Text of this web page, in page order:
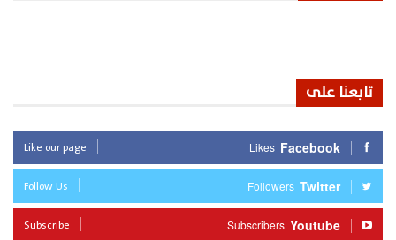
تابعنا على
Facebook
Likes
Like our page
Twitter
Followers
Follow Us
Youtube
Subscribers
Subscribe